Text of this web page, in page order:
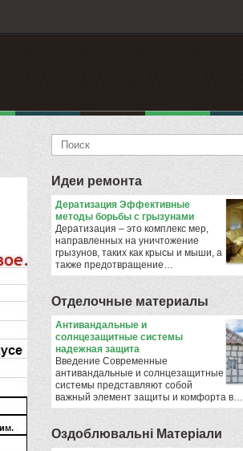
Идеи ремонта
Дератизация Эффективные
методы борьбы с грызунами
Дератизация – это комплекс мер,
направленных на уничтожение
грызунов, таких как крысы и мыши, а
также предотвращение…
Отделочные материалы
Антивандальные и
солнцезащитные системы
надежная защита
Введение Современные
антивандальные и солнцезащитные
системы представляют собой
важный элемент защиты и комфорта в…
Оздоблювальнi Матерiали